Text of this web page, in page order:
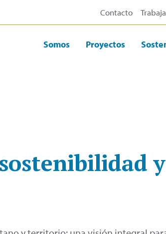
Contacto
Somos Proyectos